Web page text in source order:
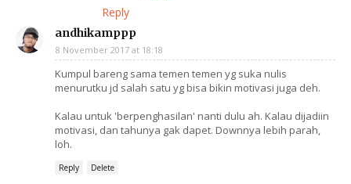
Reply
andhikamppp
8 November 2017 at 18:18
Kumpul bareng sama temen temen yg suka nulis
menurutku jd salah satu yg bisa bikin motivasi juga deh.
Kalau untuk 'berpenghasilan' nanti dulu ah. Kalau dijadiin
motivasi, dan tahunya gak dapet. Downnya lebih parah,
loh.
Reply Delete